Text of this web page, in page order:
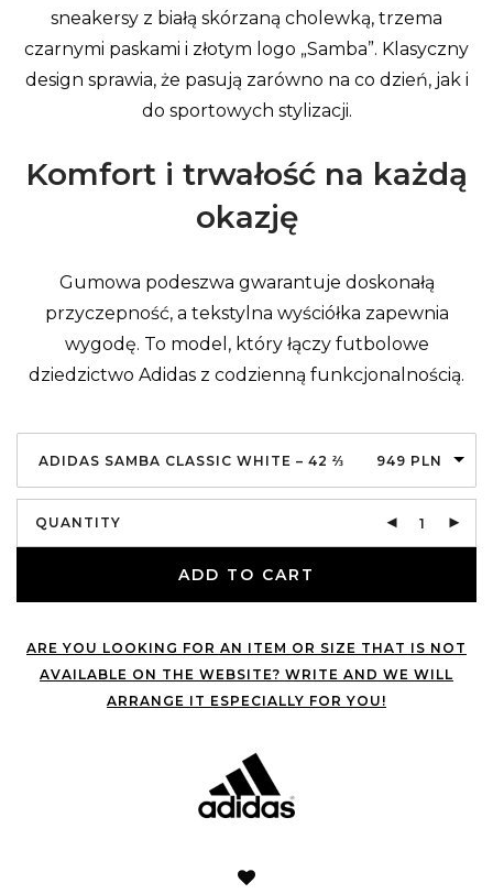
sneakersy z białą skórzaną cholewką, trzema
czarnymi paskami i złotym logo „Samba”. Klasyczny
design sprawia, że pasują zarówno na co dzień, jak i
do sportowych stylizacji.
Komfort i trwałość na każdą
okazję
Gumowa podeszwa gwarantuje doskonałą
przyczepność, a tekstylna wyściółka zapewnia
wygodę. To model, który łączy futbolowe
dziedzictwo Adidas z codzienną funkcjonalnością.
ADIDAS SAMBA CLASSIC WHITE – 42 ⅔ 949 PLN
QUANTITY
ADD TO CART
ARE YOU LOOKING FOR AN ITEM OR SIZE THAT IS NOT
AVAILABLE ON THE WEBSITE? WRITE AND WE WILL
ARRANGE IT ESPECIALLY FOR YOU!